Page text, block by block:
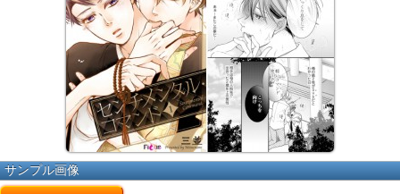
サンプル画像